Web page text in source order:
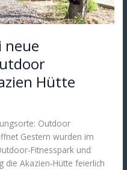
neue
Hütte
Outdoor
Gestern wurden im
und
Akazien‑Hütte feierlich